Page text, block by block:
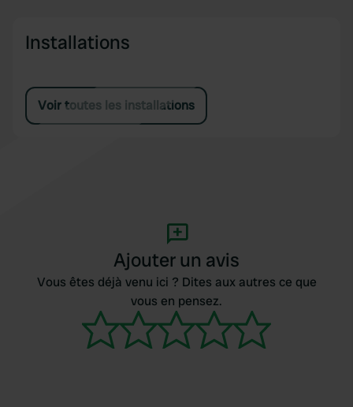
Installations
Voir toutes les installations
Ajouter un avis
Vous êtes déjà venu ici ? Dites aux autres ce que
vous en pensez.